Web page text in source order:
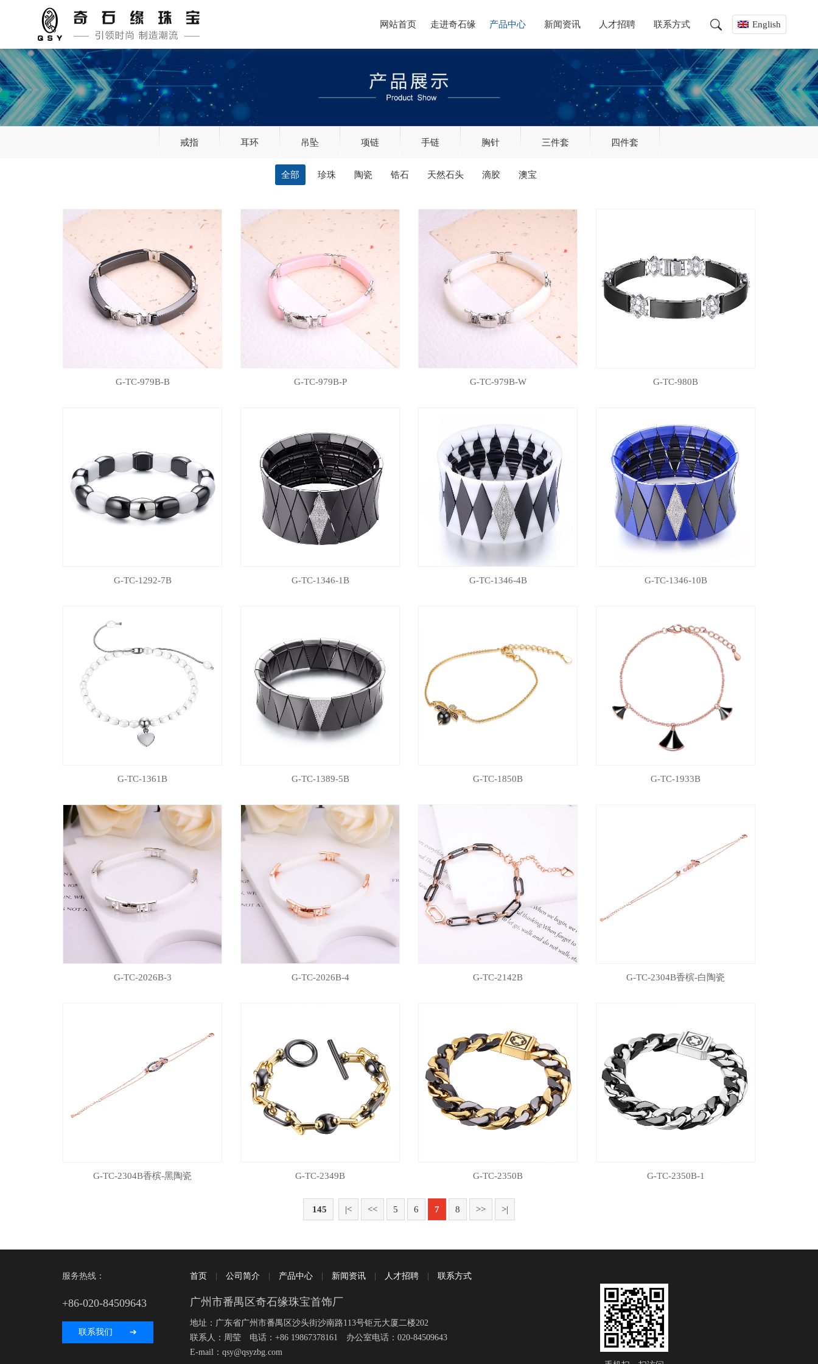
网站首页 走进奇石缘 产品中心 新闻资讯 人才招聘 联系方式 English
戒指 耳环 吊坠 项链 手链 胸针 三件套 四件套
全部 珍珠 陶瓷 锆石 天然石头 滴胶 澳宝
G-TC-979B-B G-TC-979B-P G-TC-979B-W G-TC-980B
G-TC-1292-7B G-TC-1346-1B G-TC-1346-4B G-TC-1346-10B
G-TC-1361B G-TC-1389-5B G-TC-1850B G-TC-1933B
G-TC-2026B-3 G-TC-2026B-4 G-TC-2142B G-TC-2304B香槟-白陶瓷
G-TC-2304B香槟-黑陶瓷 G-TC-2349B G-TC-2350B G-TC-2350B-1
145 |< << 5 6 7 8 >> >|
服务热线：
+86-020-84509643
联系我们 ➔
首页 公司简介 产品中心 新闻资讯 人才招聘 联系方式
广州市番禺区奇石缘珠宝首饰厂
地址：广东省广州市番禺区沙头街沙南路113号钜元大厦二楼202
联系人：周莹 电话：+86 19867378161 办公室电话：020-84509643
E-mail：qsy@qsyzbg.com